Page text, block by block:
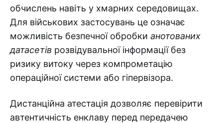
обчислень навіть у хмарних середовищах.
Для військових застосувань це означає
можливість безпечної обробки анотованих
датасетів розвідувальної інформації без
ризику витоку через компрометацію
операційної системи або гіпервізора.
Дистанційна атестація дозволяє перевірити
автентичність енклаву перед передачею